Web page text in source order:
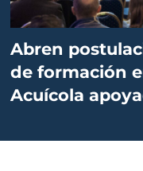
Abren
de formación
Acuícola